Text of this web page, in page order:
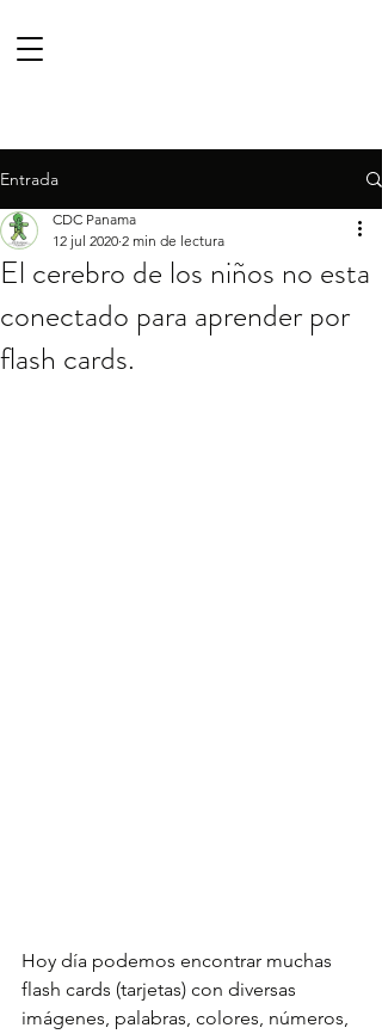
Entrada
El cerebro de los niños no esta
conectado para aprender por
flash cards.
CDC Panama
12 jul 2020 2 min de lectura
Hoy día podemos encontrar muchas
flash cards (tarjetas) con diversas
imágenes, palabras, colores, números,